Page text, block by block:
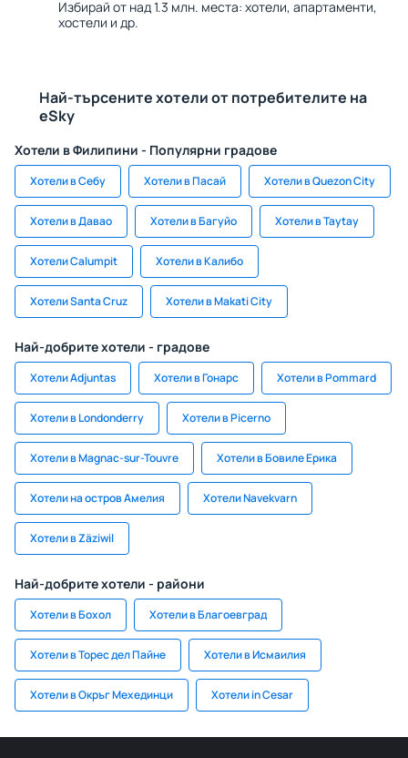
Избирай от над 1.3 млн. места: хотели, апартаменти,
хостели и др.
Най-търсените хотели от потребителите на
eSky
Хотели в Филипини - Популярни градове
Хотели в Себу Хотели в Пасай Хотели в Quezon City
Хотели в Давао Хотели в Багуйо Хотели в Taytay
Хотели Calumpit Хотели в Калибо
Хотели Santa Cruz Хотели в Makati City
Най-добрите хотели - градове
Хотели Adjuntas Хотели в Гонарс Хотели в Pommard
Хотели в Londonderry Хотели в Picerno
Хотели в Magnac-sur-Touvre Хотели в Бовиле Ерика
Хотели на остров Амелия Хотели Navekvarn
Хотели в Zäziwil
Най-добрите хотели - райони
Хотели в Бохол Хотели в Благоевград
Хотели в Торес дел Пайне Хотели в Исмаилия
Хотели в Окръг Мехединци Хотели in Cesar